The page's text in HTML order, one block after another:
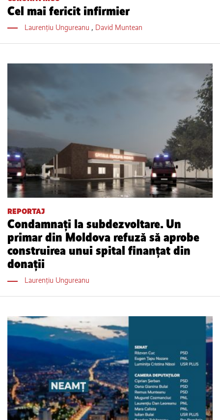
Cel mai fericit infirmier
Laurențiu Ungureanu , David Muntean
REPORTAJ
Condamnaţi la subdezvoltare. Un
primar din Moldova refuză să aprobe
construirea unui spital finanțat din
donaţii
Laurențiu Ungureanu